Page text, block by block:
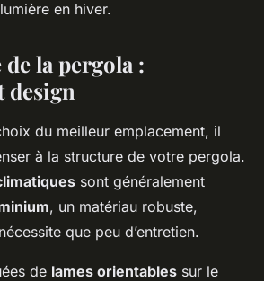
en hiver.
la pergola :
design
du meilleur emplacement, il
à la structure de votre pergola.
sont généralement
, un matériau robuste,
que peu d’entretien.
de lames orientables sur le